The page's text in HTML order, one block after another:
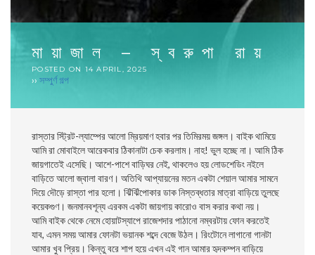
মায়াজাল – স্বরুপা রায়
POSTED ON 14 APRIL, 2025
›› সম্পুর্ণ গল্প
রাস্তার স্ট্রিট-ল্যাম্পের আলো ম্রিয়মাণ হবার পর তিমিরময় জঙ্গল। বাইক থামিয়ে
আমি রা মোবাইলে আরেকবার ঠিকানাটা চেক করলাম। নাহ! ভুল হচ্ছে না। আমি ঠিক
জায়গাতেই এসেছি। আশে-পাশে বাড়িঘর নেই, থাকলেও হয় লোডশেডিং নইলে
বাড়িতে আলো জ্বালা বারণ। অতিথি আপ্যায়নের মতন একটা শেয়াল আমার সামনে
দিয়ে দৌড়ে রাস্তা পার হলো। ঝিঁঝিঁপোকার ডাক নিস্তব্ধতার মাত্রা বাড়িয়ে তুলছে
কয়েকগুণ। জনমানবশূন্য এরকম একটা জায়গায় কারোও বাস করার কথা নয়।
আমি বাইক থেকে নেমে হোয়াটস্যাপে রাজেশদার পাঠানো নম্বরটায় ফোন করতেই
যাব, এমন সময় আমার ফোনটা ভয়ানক শব্দে বেজে উঠল। রিংটোনে লাগানো গানটা
আমার খুব প্রিয়। কিন্তু বরে শাপ হয়ে এখন এই গান আমার হৃদকম্পন বাড়িয়ে